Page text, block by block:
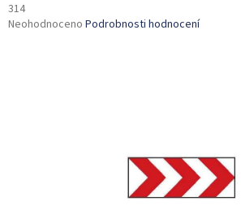
314
Průměrné
Neohodnoceno Podrobnosti hodnocení